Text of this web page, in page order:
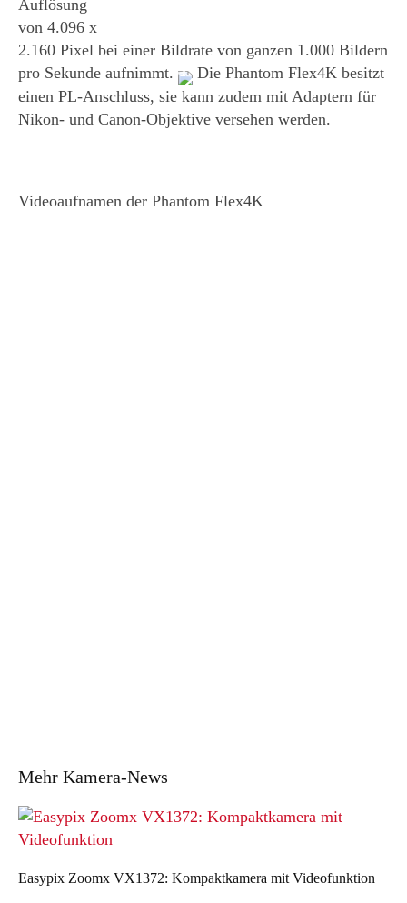
Auflösung
von 4.096 x
2.160 Pixel bei einer Bildrate von ganzen 1.000 Bildern
pro Sekunde aufnimmt.
Die Phantom Flex4K besitzt
einen PL-Anschluss, sie kann zudem mit Adaptern für
Nikon- und Canon-Objektive versehen werden.
Videoaufnamen der Phantom Flex4K
Mehr Kamera-News
Easypix Zoomx VX1372: Kompaktkamera mit Videofunktion